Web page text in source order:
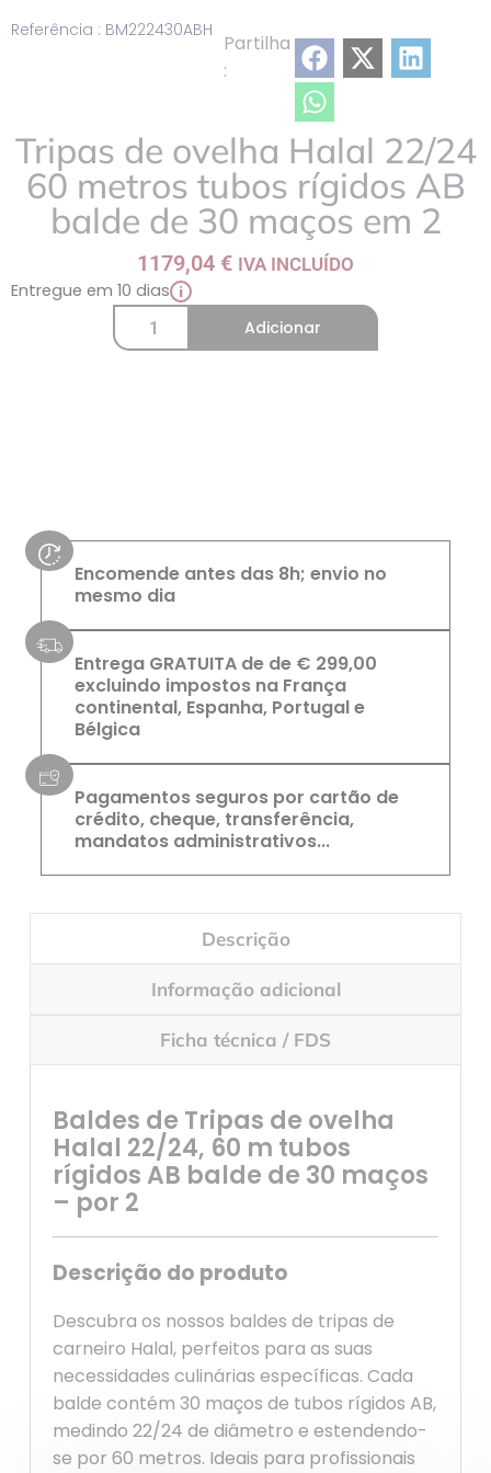
Referência : BM222430ABH
Partilha
:
Tripas de ovelha Halal 22/24
60 metros tubos rígidos AB
balde de 30 maços em 2
1179,04 € IVA INCLUÍDO
Entregue em 10 dias i
Adicionar
Encomende antes das 8h; envio no
mesmo dia
Entrega GRATUITA de de € 299,00
excluindo impostos na França
continental, Espanha, Portugal e
Bélgica
Pagamentos seguros por cartão de
crédito, cheque, transferência,
mandatos administrativos...
Descrição
Informação adicional
Ficha técnica / FDS
Baldes de Tripas de ovelha
Halal 22/24, 60 m tubos
rígidos AB balde de 30 maços
– por 2
Descrição do produto
Descubra os nossos baldes de tripas de
carneiro Halal, perfeitos para as suas
necessidades culinárias específicas. Cada
balde contém 30 maços de tubos rígidos AB,
medindo 22/24 de diâmetro e estendendo-
se por 60 metros. Ideais para profissionais